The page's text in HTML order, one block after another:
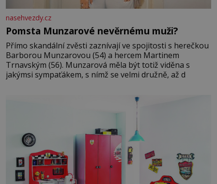
nasehvezdy.cz
Pomsta Munzarové nevěrnému muži?
Přímo skandální zvěsti zaznívají ve spojitosti s herečkou
Barborou Munzarovou (54) a hercem Martinem
Trnavským (56). Munzarová měla být totiž viděna s
jakýmsi sympaťákem, s nímž se velmi družně, až d